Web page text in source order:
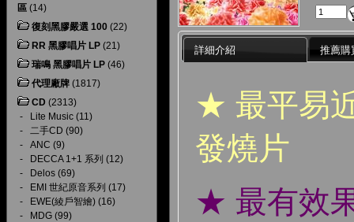
區 (14)
復刻黑膠嚴選 100 (22)
RR 黑膠唱片 LP (21)
瑞鳴 黑膠唱片 LP (46)
代理廠牌 (1817)
CD (2313)
-
Lite Music (11)
- 二手CD (90)
- ANC (9)
-
DECCA 1+1 系列 (12)
-
Delos (69)
-
EMI 世紀原音系列 (17)
-
EWE(綾戶智繪) (16)
-
MDG (99)
詳細介紹 推薦購
★ 最平易
發燒片
★ 最有效